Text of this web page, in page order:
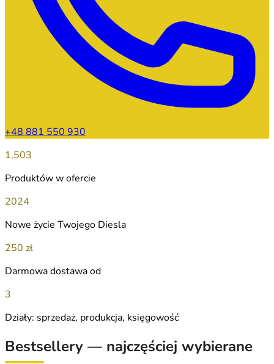
+48 881 550 930
1,503
Produktów w ofercie
2024
Nowe życie Twojego Diesla
250 zł
Darmowa dostawa od
3
Działy: sprzedaż, produkcja, księgowość
Bestsellery — najczęściej wybierane